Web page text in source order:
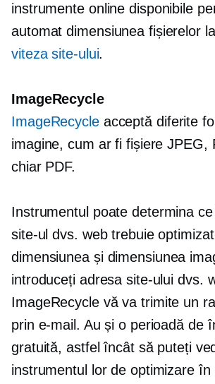
instrumente online disponibile
automat dimensiunea fișierelor
viteza site-ului.
ImageRecycle
ImageRecycleacceptă diferite
imagine, cum ar fi fișiere JPEG,
chiar PDF.
Instrumentul poate determina
site-ul dvs. web trebuie
dimensiunea și dimensiunea
introduceți adresa site-ului dvs.
ImageRecycle vă va trimite un
prin e-mail. Au și o perioadă de
gratuită, astfel încât să puteți
instrumentul lor de optimizare în